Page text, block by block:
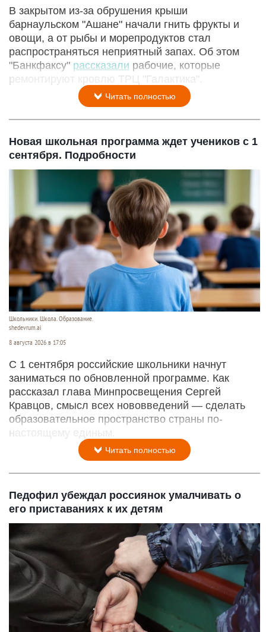
В закрытом из-за обрушения крыши
барнаульском "Ашане" начали гнить фрукты и
овощи, а от рыбы и морепродуктов стал
распространяться неприятный запах. Об этом
"Банкфаксу" рассказали рабочие, которые
ремонтируют кровлю ТРЦ "Галактика".
Читать полностью
Новая школьная программа ждет учеников с 1
сентября. Подробности
Школьники. Школа. Образование.
shedevrum.ai
8 августа 2026 в 17:05
С 1 сентября российские школьники начнут
заниматься по обновленной программе. Как
рассказал глава Минпросвещения Сергей
Кравцов, смысл всех нововведений — сделать
образовательное пространство страны по-
настоящему единым.
Читать полностью
Педофил убеждал россиянок умалчивать о
его приставаниях к их детям